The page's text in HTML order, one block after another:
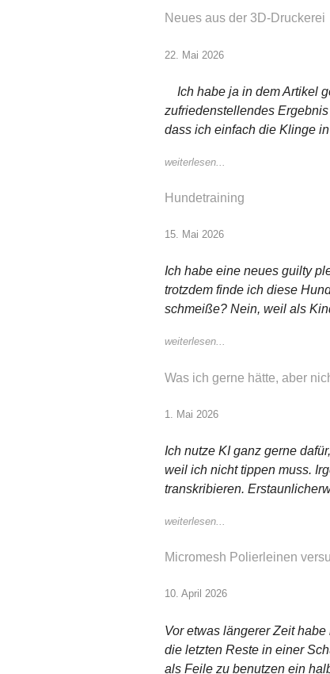
Neues aus der 3D-Druckerei
22. Mai 2026
Ich habe ja in dem Artikel
zufriedenstellendes
dass ich einfach die Klinge
weiterlesen...
Hundetraining
15. Mai 2026
Ich habe eine neues guilty
trotzdem finde ich diese
schmeiße? Nein, weil als
weiterlesen...
Was ich gerne hätte, aber
1. Mai 2026
Ich nutze KI ganz gerne
weil ich nicht tippen muss.
transkribieren.
weiterlesen...
Micromesh Polierleinen
10. April 2026
Vor etwas längerer Zeit
die letzten Reste in einer
als Feile zu benutzen ein